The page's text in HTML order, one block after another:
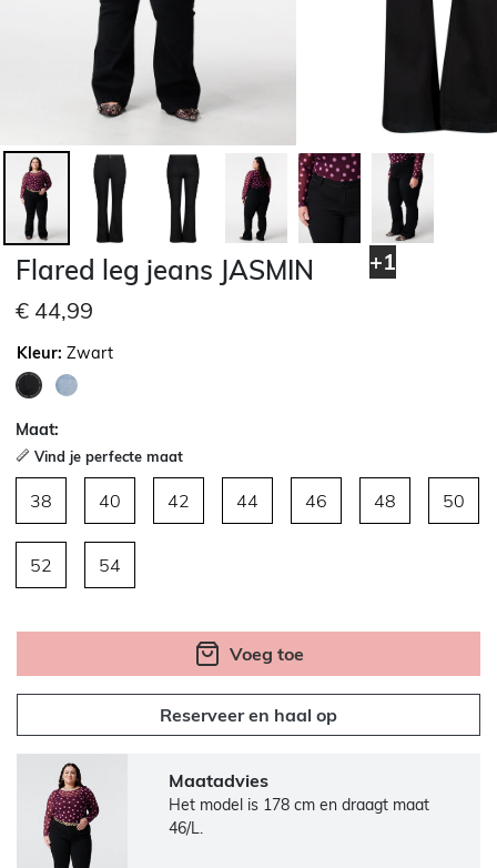
+1
Flared leg jeans JASMIN
€ 44,99
Kleur: Zwart
Maat:
Vind je perfecte maat
38 40 42 44 46 48 50
52 54
Voeg toe
Reserveer en haal op
Maatadvies
Het model is 178 cm en draagt maat
46/L.